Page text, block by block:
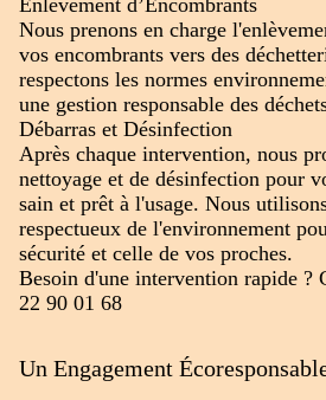
Enlèvement d’Encombrants
Nous prenons en charge
vos encombrants vers des
respectons les normes
une gestion responsable des
Débarras et Désinfection
Après chaque intervention, nous
nettoyage et de désinfection pour
sain et prêt à l'usage. Nous
respectueux de l'environnement
sécurité et celle de vos proches.
Besoin d'une intervention rapide ?
22 90 01 68
Un Engagement